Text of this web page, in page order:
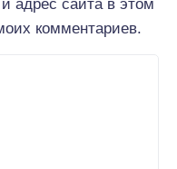
адрес сайта в этом
комментариев.